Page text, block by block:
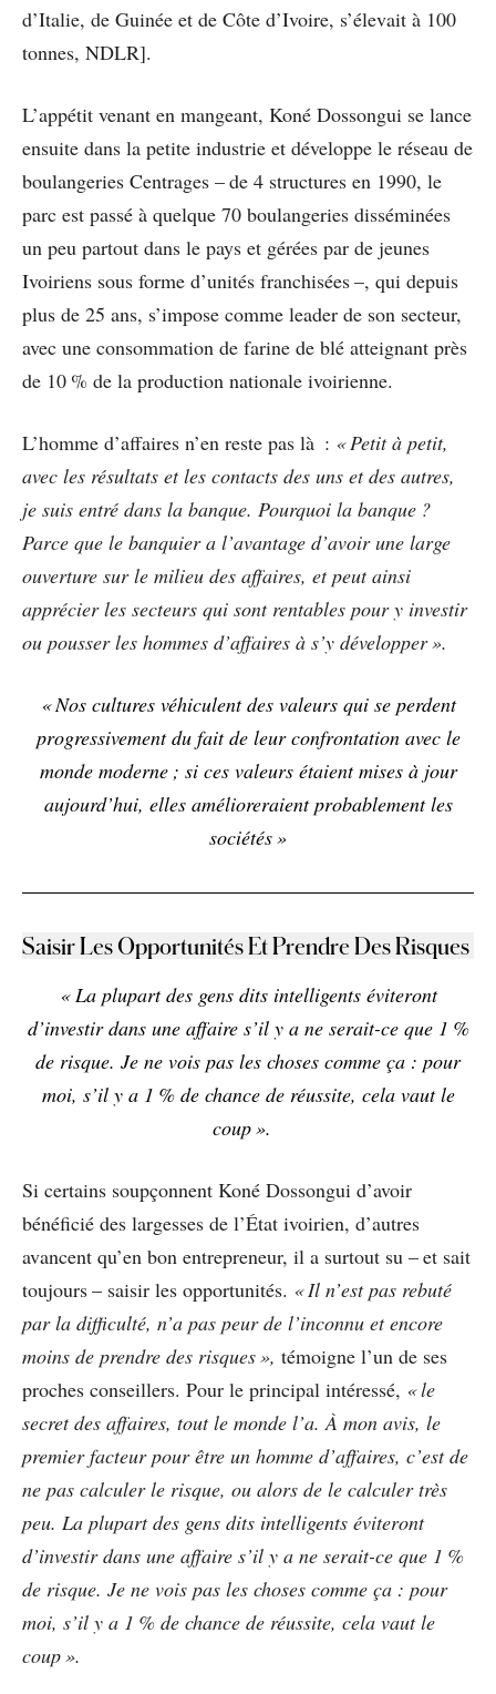
d’Italie, de Guinée et de Côte d’Ivoire, s’élevait à 100
tonnes, NDLR].
L’appétit venant en mangeant, Koné Dossongui se lance
ensuite dans la petite industrie et développe le réseau de
boulangeries Centrages – de 4 structures en 1990, le
parc est passé à quelque 70 boulangeries disséminées
un peu partout dans le pays et gérées par de jeunes
Ivoiriens sous forme d’unités franchisées –, qui depuis
plus de 25 ans, s’impose comme leader de son secteur,
avec une consommation de farine de blé atteignant près
de 10 % de la production nationale ivoirienne.
L’homme d’affaires n’en reste pas là : « Petit à petit,
avec les résultats et les contacts des uns et des autres,
je suis entré dans la banque. Pourquoi la banque ?
Parce que le banquier a l’avantage d’avoir une large
ouverture sur le milieu des affaires, et peut ainsi
apprécier les secteurs qui sont rentables pour y investir
ou pousser les hommes d’affaires à s’y développer ».
« Nos cultures véhiculent des valeurs qui se perdent
progressivement du fait de leur confrontation avec le
monde moderne ; si ces valeurs étaient mises à jour
aujourd’hui, elles amélioreraient probablement les
sociétés »
Saisir Les Opportunités Et Prendre Des Risques
« La plupart des gens dits intelligents éviteront
d’investir dans une affaire s’il y a ne serait-ce que 1 %
de risque. Je ne vois pas les choses comme ça : pour
moi, s’il y a 1 % de chance de réussite, cela vaut le
coup ».
Si certains soupçonnent Koné Dossongui d’avoir
bénéficié des largesses de l’État ivoirien, d’autres
avancent qu’en bon entrepreneur, il a surtout su – et sait
toujours – saisir les opportunités. « Il n’est pas rebuté
par la difficulté, n’a pas peur de l’inconnu et encore
moins de prendre des risques », témoigne l’un de ses
proches conseillers. Pour le principal intéressé, « le
secret des affaires, tout le monde l’a. À mon avis, le
premier facteur pour être un homme d’affaires, c’est de
ne pas calculer le risque, ou alors de le calculer très
peu. La plupart des gens dits intelligents éviteront
d’investir dans une affaire s’il y a ne serait-ce que 1 %
de risque. Je ne vois pas les choses comme ça : pour
moi, s’il y a 1 % de chance de réussite, cela vaut le
coup ».